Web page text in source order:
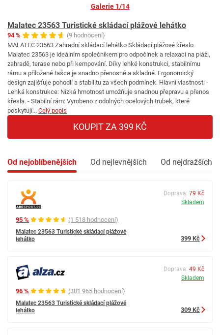
Galerie 1/14
Malatec 23563 Turistické skládací plážové lehátko
94 %
(9 hodnocení)
MALATEC 23563 Zahradní skládací lehátko Skládací plážové křeslo
Malatec 23563 je ideálním společníkem pro odpočinek a relaxaci na pláži,
zahradě, terase nebo při kempování. Díky lehké konstrukci, stabilnímu
rámu a přiložené tašce je snadno přenosné a skladné. Ergonomický
design zajišťuje pohodlí a stabilitu za všech podmínek. Hlavní vlastnosti -
Lehká konstrukce: Nízká hmotnost umožňuje snadnou přepravu a přenos
křesla. - Stabilní rám: Vyrobeno z odolných ocelových trubek, které
poskytují... Celý popis
KOUPIT ZA 399 KČ
Od nejoblíbenějších Od nejlevnějších Od nejdražších
95 % (1 518 hodnocení)
Malatec 23563 Turistické skládací plážové
lehátko
Doprava: 79 Kč
Skladem
399 Kč
96 % (381 965 hodnocení)
Malatec 23563 Turistické skládací plážové
lehátko
Doprava: 49 Kč
Skladem
309 Kč